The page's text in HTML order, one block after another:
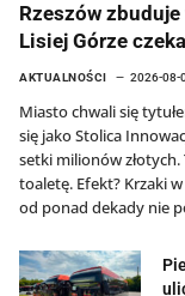
Rzeszów
Lisiej Górze
AKTUALNOŚCI 2026-08-
Miasto chwali się
się jako Stolica
setki milionów
toaletę. Efekt? Krzaki
od ponad dekady nie